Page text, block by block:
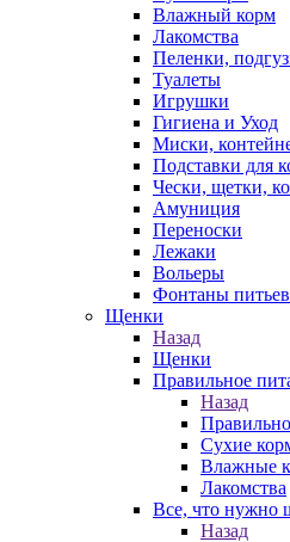
Влажный корм
Лакомства
Пеленки,
Туалеты
Игрушки
Гигиена и Уход
Миски,
Подставки для
Чески, щетки,
Амуниция
Переноски
Лежаки
Вольеры
Фонтаны
Щенки
Назад
Щенки
Правильное
Назад
Сухие
Влажные
Лакомства
Все, что нужно
Назад